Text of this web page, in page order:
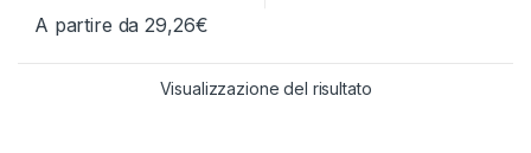
A partire da29,26€
Questo prodotto ha più varianti. Le opzioni possono essere
Visualizzazione del risultato